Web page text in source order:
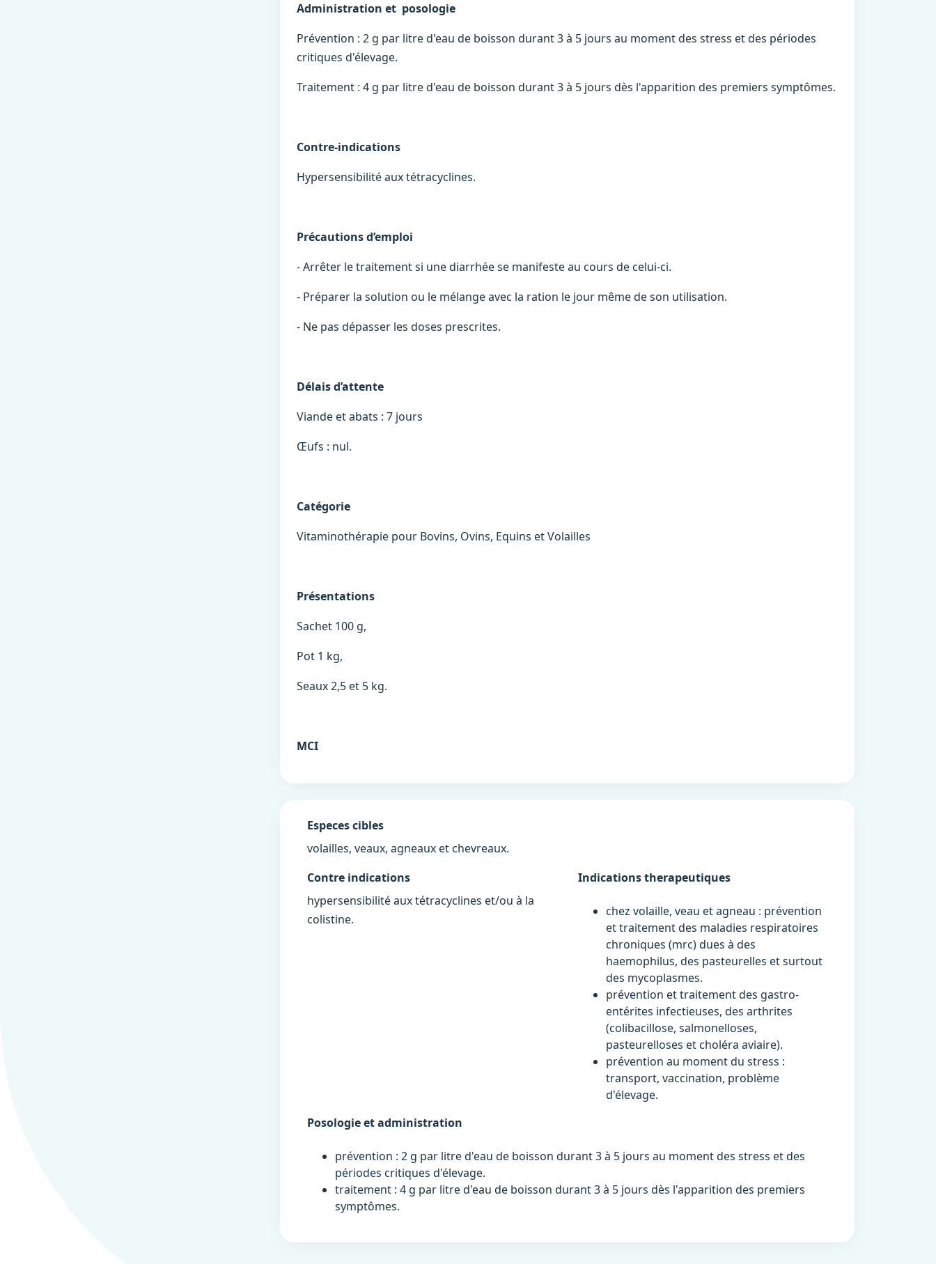
Administration et posologie
Prévention : 2 g par litre d'eau de boisson durant 3 à 5 jours au moment des stress et des périodes
critiques d'élevage.
Traitement : 4 g par litre d'eau de boisson durant 3 à 5 jours dès l'apparition des premiers symptômes.
Contre-indications
Hypersensibilité aux tétracyclines.
Précautions d’emploi
- Arrêter le traitement si une diarrhée se manifeste au cours de celui-ci.
- Préparer la solution ou le mélange avec la ration le jour même de son utilisation.
- Ne pas dépasser les doses prescrites.
Délais d’attente
Viande et abats : 7 jours
Œufs : nul.
Catégorie
Vitaminothérapie pour Bovins, Ovins, Equins et Volailles
Présentations
Sachet 100 g,
Pot 1 kg,
Seaux 2,5 et 5 kg.
MCI
Especes cibles
volailles, veaux, agneaux et chevreaux.
Contre indications
hypersensibilité aux tétracyclines et/ou à la
colistine.
Indications therapeutiques
chez volaille, veau et agneau : prévention
et traitement des maladies respiratoires
chroniques (mrc) dues à des
haemophilus, des pasteurelles et surtout
des mycoplasmes.
prévention et traitement des gastro-
entérites infectieuses, des arthrites
(colibacillose, salmonelloses,
pasteurelloses et choléra aviaire).
prévention au moment du stress :
transport, vaccination, problème
d'élevage.
Posologie et administration
prévention : 2 g par litre d'eau de boisson durant 3 à 5 jours au moment des stress et des
périodes critiques d'élevage.
traitement : 4 g par litre d'eau de boisson durant 3 à 5 jours dès l'apparition des premiers
symptômes.